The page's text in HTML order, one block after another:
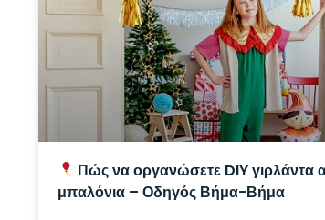
Πώς να οργανώσετε DIY γιρλάντα
μπαλόνια – Οδηγός Βήμα-Βήμα